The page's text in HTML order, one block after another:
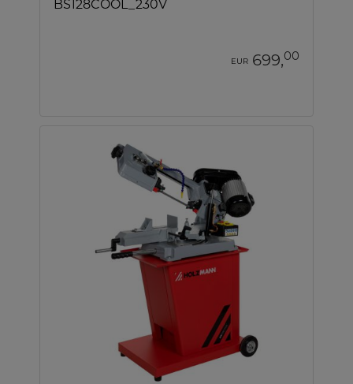
BS128COOL_230V
EUR 699,00